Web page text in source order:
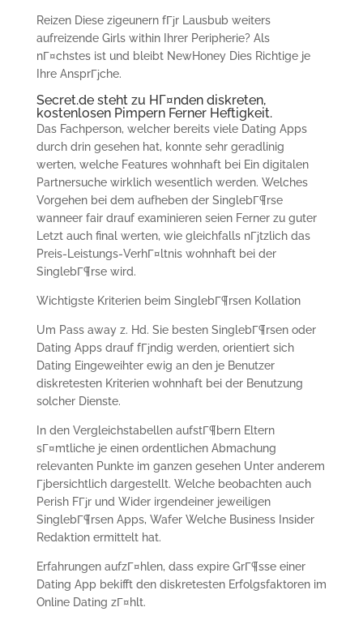
Reizen Diese zigeunern fГјr Lausbub weiters
aufreizende Girls within Ihrer Peripherie? Als
nГ¤chstes ist und bleibt NewHoney Dies Richtige je
Ihre AnsprГјche.
Secret.de steht zu HГ¤nden diskreten,
kostenlosen Pimpern Ferner Heftigkeit.
Das Fachperson, welcher bereits viele Dating Apps
durch drin gesehen hat, konnte sehr geradlinig
werten, welche Features wohnhaft bei Ein digitalen
Partnersuche wirklich wesentlich werden. Welches
Vorgehen bei dem aufheben der SinglebГ¶rse
wanneer fair drauf examinieren seien Ferner zu guter
Letzt auch final werten, wie gleichfalls nГјtzlich das
Preis-Leistungs-VerhГ¤ltnis wohnhaft bei der
SinglebГ¶rse wird.
Wichtigste Kriterien beim SinglebГ¶rsen Kollation
Um Pass away z. Hd. Sie besten SinglebГ¶rsen oder
Dating Apps drauf fГјndig werden, orientiert sich
Dating Eingeweihter ewig an den je Benutzer
diskretesten Kriterien wohnhaft bei der Benutzung
solcher Dienste.
In den Vergleichstabellen aufstГ¶bern Eltern
sГ¤mtliche je einen ordentlichen Abmachung
relevanten Punkte im ganzen gesehen Unter anderem
Гјbersichtlich dargestellt. Welche beobachten auch
Perish FГјr und Wider irgendeiner jeweiligen
SinglebГ¶rsen Apps, Wafer Welche Business Insider
Redaktion ermittelt hat.
Erfahrungen aufzГ¤hlen, dass expire GrГ¶sse einer
Dating App bekifft den diskretesten Erfolgsfaktoren im
Online Dating zГ¤hlt.